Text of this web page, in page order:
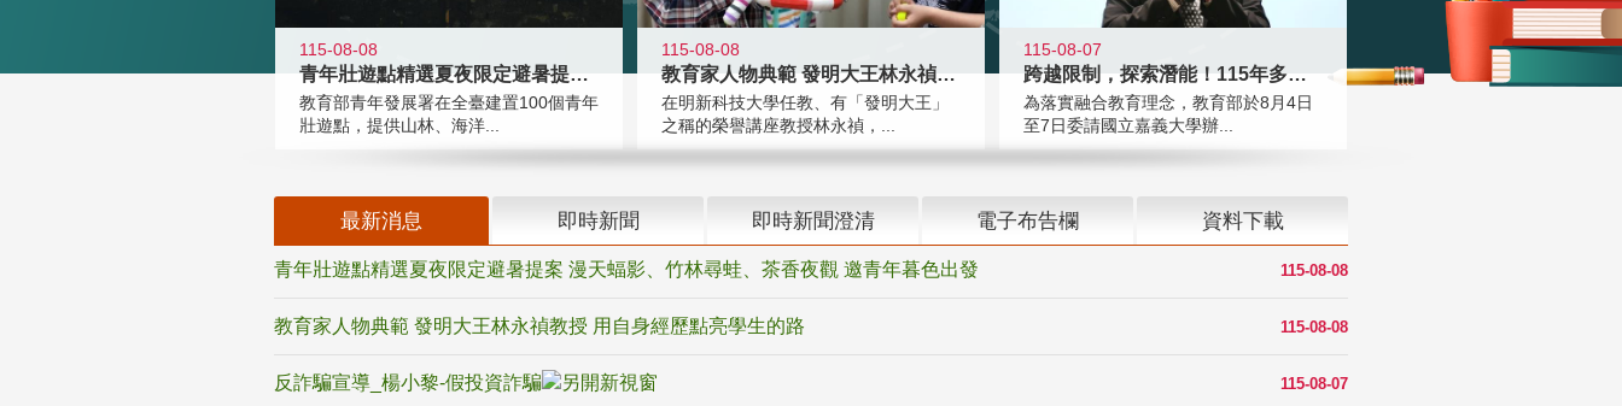
115-08-08
青年壯遊點精選夏夜限定避暑提案 漫
教育部青年發展署在全臺建置100個青年
壯遊點，提供山林、海洋...
115-08-08
教育家人物典範 發明大王林永禎教授
在明新科技大學任教、有「發明大王」
之稱的榮譽講座教授林永禎，...
115-08-07
跨越限制，探索潛能！115年多元潛
為落實融合教育理念，教育部於8月4日
至7日委請國立嘉義大學辦...
最新消息 即時新聞 即時新聞澄清 電子布告欄 資料下載
115-08-08
青年壯遊點精選夏夜限定避暑提案 漫天蝠影、竹林尋蛙、茶香夜觀 邀青年暮色出發
115-08-08
教育家人物典範 發明大王林永禎教授 用自身經歷點亮學生的路
115-08-07
反詐騙宣導_楊小黎-假投資詐騙